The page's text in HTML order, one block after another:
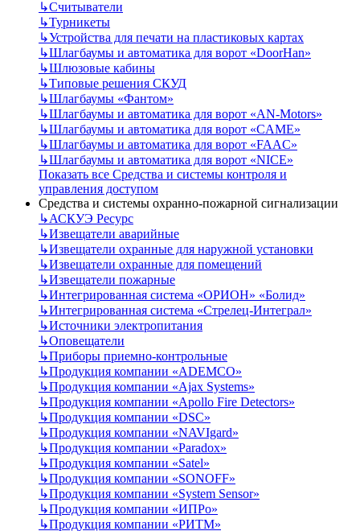
↳Считыватели
↳Турникеты
↳Устройства для печати на пластиковых картах
↳Шлагбаумы и автоматика для ворот «DoorHan»
↳Шлюзовые кабины
↳Типовые решения СКУД
↳Шлагбаумы «Фантом»
↳Шлагбаумы и автоматика для ворот «AN-Motors»
↳Шлагбаумы и автоматика для ворот «CAME»
↳Шлагбаумы и автоматика для ворот «FAAC»
↳Шлагбаумы и автоматика для ворот «NICE»
Показать все Средства и системы контроля и
управления доступом
Средства и системы охранно-пожарной сигнализации
↳АСКУЭ Ресурс
↳Извещатели аварийные
↳Извещатели охранные для наружной установки
↳Извещатели охранные для помещений
↳Извещатели пожарные
↳Интегрированная система «ОРИОН» «Болид»
↳Интегрированная система «Стрелец-Интеграл»
↳Источники электропитания
↳Оповещатели
↳Приборы приемно-контрольные
↳Продукция компании «ADEMCO»
↳Продукция компании «Ajax Systems»
↳Продукция компании «Apollo Fire Detectors»
↳Продукция компании «DSC»
↳Продукция компании «NAVIgard»
↳Продукция компании «Paradox»
↳Продукция компании «Satel»
↳Продукция компании «SONOFF»
↳Продукция компании «System Sensor»
↳Продукция компании «ИПРо»
↳Продукция компании «РИТМ»